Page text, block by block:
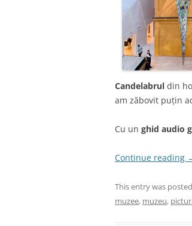
Candelabrul din
am zăbovit puțin
Cu un ghid audio
Continue reading
This entry was
muzee, muzeu,